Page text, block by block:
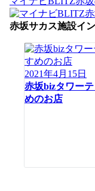
ゲ
ー
赤坂サカス施設イ
2021年4月15日
赤坂bizタワー
めのお店